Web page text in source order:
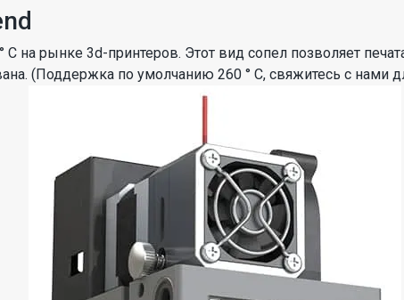
на рынке 3d-принтеров. Этот вид сопел позволяет
(Поддержка по умолчанию 260 ° C, свяжитесь с нами